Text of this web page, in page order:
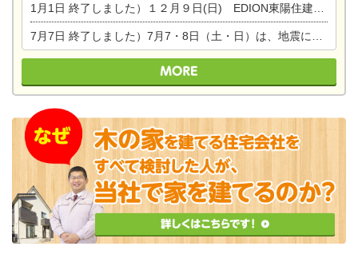
1月1日 終了しました）１２月９日(日) EDION東陽住建でんき館プレＯＰＥＮ！＆家の修理まつり
7月7日 終了しました）7月7・8日（土・日）は、地震に強くて安心！暮らしを楽しむ東濃ひのきの平屋の家体験見学会を開催します。ぜひお越しください。